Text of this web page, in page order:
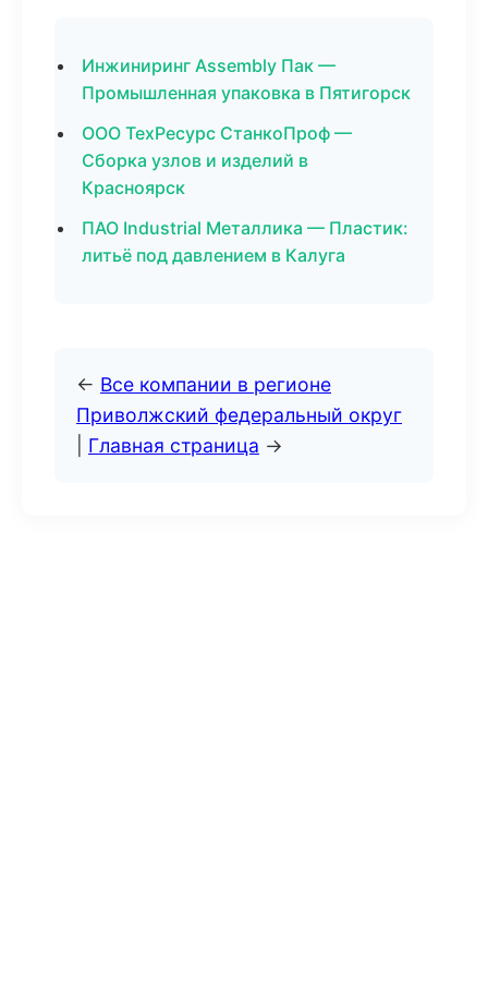
Инжиниринг Assembly Пак —
Промышленная упаковка в Пятигорск
ООО ТехРесурс СтанкоПроф —
Сборка узлов и изделий в
Красноярск
ПАО Industrial Металлика — Пластик:
литьё под давлением в Калуга
← Все компании в регионе
Приволжский федеральный округ
Главная страница →